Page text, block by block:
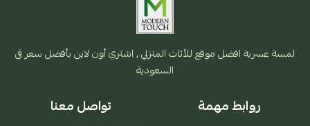
لمسة عسرية افضل موقع للأثاث المنزلي , اشتري أون لاين بأفضل سعر فى
السعودية
روابط مهمة تواصل معنا